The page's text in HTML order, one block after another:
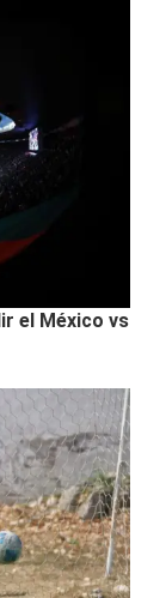
el México vs